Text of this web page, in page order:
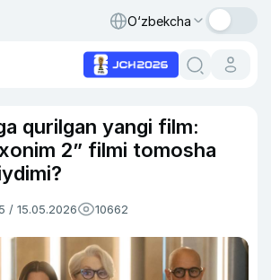
O‘zbekcha
qurilgan yangi film:
2” filmi tomosha
/ 15.05.2026 10662